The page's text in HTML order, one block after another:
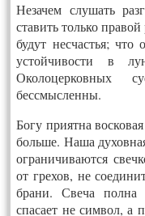
Незачем слушать
ставить только
будут несчастья;
устойчивости в
бессмысленны.
Богу приятна
больше. Наша
ограничиваются
от грехов, не
брани. Свеча полна
спасает не символ, а